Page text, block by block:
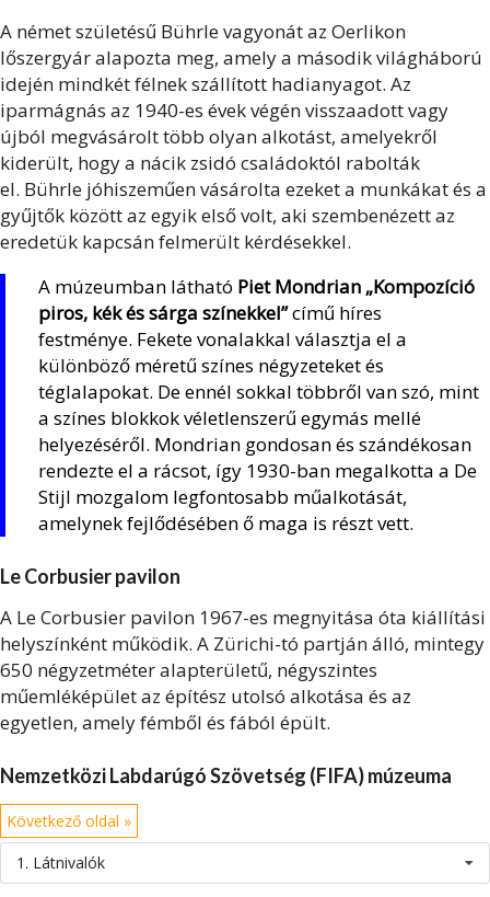
A német születésű Bührle vagyonát az Oerlikon
lőszergyár alapozta meg, amely a második világháború
idején mindkét félnek szállított hadianyagot. Az
iparmágnás az 1940-es évek végén visszaadott vagy
újból megvásárolt több olyan alkotást, amelyekről
kiderült, hogy a nácik zsidó családoktól rabolták
el. Bührle jóhiszeműen vásárolta ezeket a munkákat és a
gyűjtők között az egyik első volt, aki szembenézett az
eredetük kapcsán felmerült kérdésekkel.
A múzeumban látható Piet Mondrian „Kompozíció
piros, kék és sárga színekkel”című híres
festménye. Fekete vonalakkal választja el a
különböző méretű színes négyzeteket és
téglalapokat. De ennél sokkal többről van szó, mint
a színes blokkok véletlenszerű egymás mellé
helyezéséről. Mondrian gondosan és szándékosan
rendezte el a rácsot, így 1930-ban megalkotta a De
Stijl mozgalom legfontosabb műalkotását,
amelynek fejlődésében ő maga is részt vett.
Le Corbusier pavilon
A Le Corbusier pavilon 1967-es megnyitása óta kiállítási
helyszínként működik. A Zürichi-tó partján álló, mintegy
650 négyzetméter alapterületű, négyszintes
műemléképület az építész utolsó alkotása és az
egyetlen, amely fémből és fából épült.
Nemzetközi Labdarúgó Szövetség (FIFA) múzeuma
Következő oldal »
1. Látnivalók